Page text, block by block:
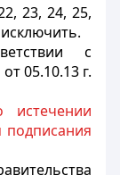
23, 24, 25,
исключить.
с
05.10.13 г.
подписания